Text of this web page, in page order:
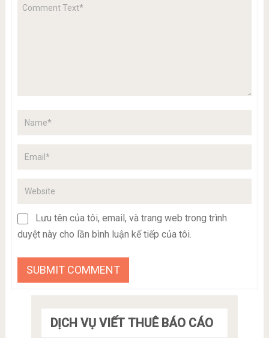
Lưu tên của tôi, email, và trang web trong trình
duyệt này cho lần bình luận kế tiếp của tôi.
DỊCH VỤ VIẾT THUÊ BÁO CÁO